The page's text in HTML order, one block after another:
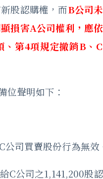
股認購權，而B公司
損害A公司權利，應
、第4項規定撤銷B、
位聲明如下：
公司買賣股份行為無效
C公司之1,141,200股